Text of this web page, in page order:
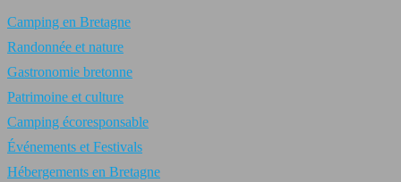
Camping en Bretagne
Randonnée et nature
Gastronomie bretonne
Patrimoine et culture
Camping écoresponsable
Événements et Festivals
Hébergements en Bretagne